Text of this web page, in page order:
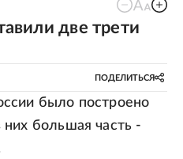
две трети
ПОДЕЛИТЬСЯ
было построено
большая часть -